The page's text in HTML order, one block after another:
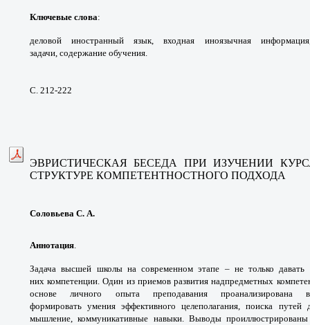
Ключевые слова:
деловой иностранныйязык, входная иноязычная
задачи, содержание обучения.
С. 212-222
ЭВРИСТИЧЕСКАЯ БЕСЕДА ПРИ ИЗУЧЕНИИ
СТРУКТУРЕ КОМПЕТЕНТНОСТНОГО ПОДХОДА
Соловьева С. А.
Аннотация.
Задача высшей школы насовременном этапе – не только давать
нихкомпетенции. Один из приемов развитиянадпредметных
основе личного опыта преподавания
формироватьумения эффективного целеполагания,поиска путей
мышление, коммуникативные навыки. Выводы